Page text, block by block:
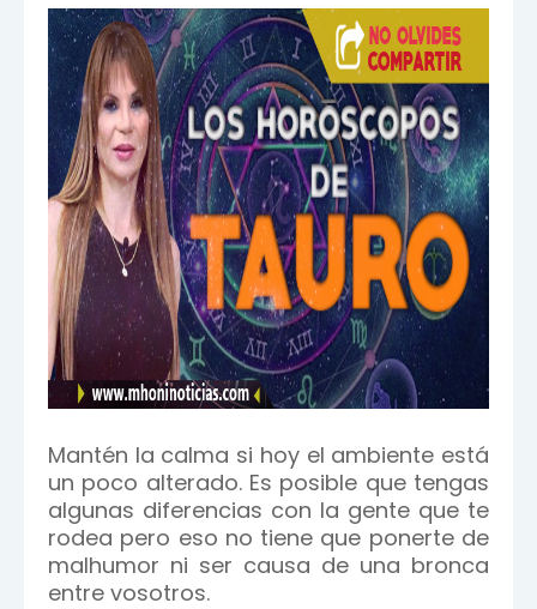
Mantén la calma si hoy el ambiente está
un poco alterado. Es posible que tengas
algunas diferencias con la gente que te
rodea pero eso no tiene que ponerte de
malhumor ni ser causa de una bronca
entre vosotros.